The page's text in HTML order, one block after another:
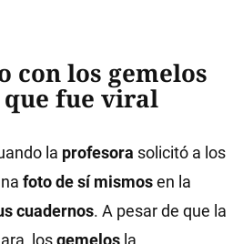
con los gemelos
que fue viral
la profesora solicitó a los
foto de sí mismosen la
cuadernos. A pesar de que la
losgemelos la